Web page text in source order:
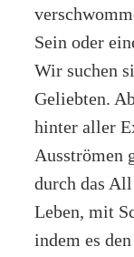
Sein oder
Wir suchen
Geliebten.
hinter aller
Ausströmen
durch das
Leben, mit
indem es